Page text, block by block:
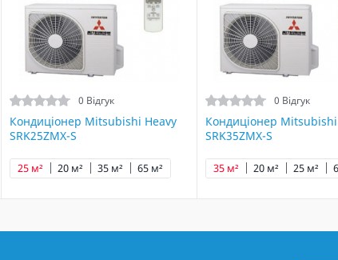
0 Відгук
Кондиціонер Mitsubishi Heavy
SRK25ZMX-S
20 м²
25 м² 35 м² 65 м²
0 Відгук
Кондиціонер
SRK35ZMX-S
20 м² 25 м²
35 м²